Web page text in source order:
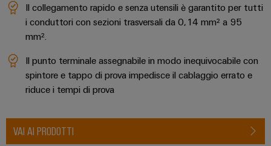
Il collegamento rapido e senza utensili è garantito per tutti
i conduttori con sezioni trasversali da 0,14 mm² a 95
mm².
Il punto terminale assegnabile in modo inequivocabile con
spintore e tappo di prova impedisce il cablaggio errato e
riduce i tempi di prova
VAI AI PRODOTTI